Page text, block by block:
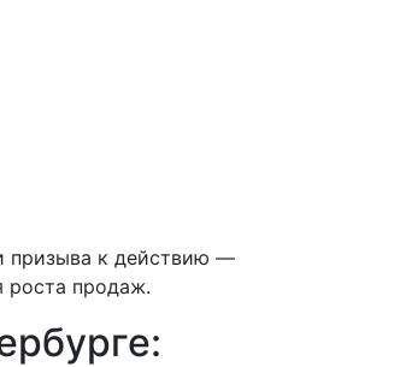
призыва к действию —
роста продаж.